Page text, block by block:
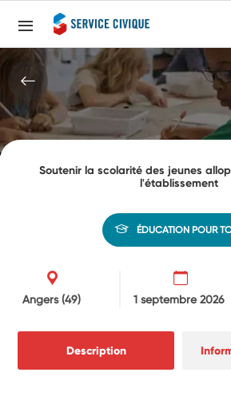
Soutenir la scolarité des jeunes
l'établissement
ÉDUCATION POUR
Angers(49) 1 septembre 2026
Description